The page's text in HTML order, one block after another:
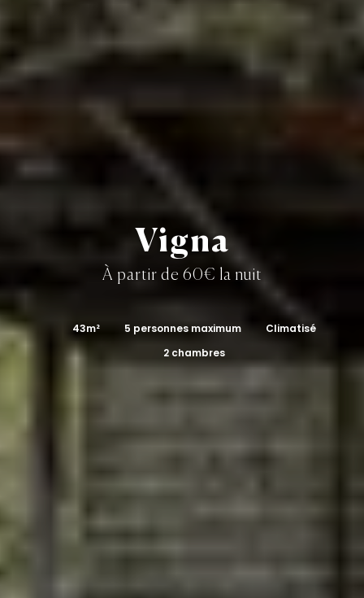
Vigna
À partir de 60€ la nuit
43m² 5 personnes maximum
Climatisé
2 chambres